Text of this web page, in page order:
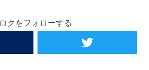
ロクをフォローする